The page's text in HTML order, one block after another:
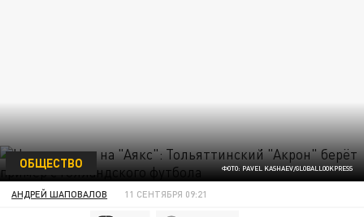
ФОТО: PAVEL KASHAEV/GLOBALLOOKPRESS
ОБЩЕСТВО
АНДРЕЙ ШАПОВАЛОВ 11 СЕНТЯБРЯ 09:21